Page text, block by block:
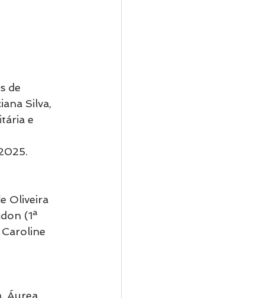
de
Silva,
e
Oliveira
(1ª
Áurea